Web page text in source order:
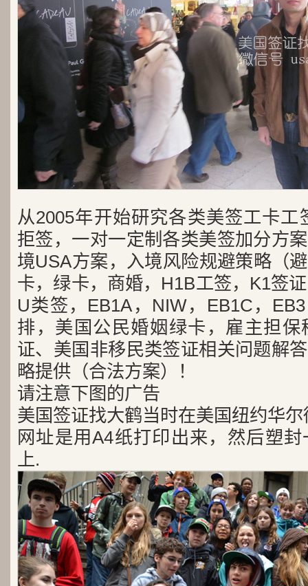
从2005年开始研究各类美签工卡工
拒签，一对一定制各类美签加分方
境USA方案，入境风险规避策略（
卡，绿卡，商婚，H1B工签，K1签
U类签，EB1A，NIW，EB1C，
排，美国公民婚姻绿卡，雇主担
证、美国非移民类签证相关问题解
略提供（合法方案）！
请注意下图的广告
美国签证找大鹤当时在美国纽约华
网址是用A4纸打印出来，然后塑
上.